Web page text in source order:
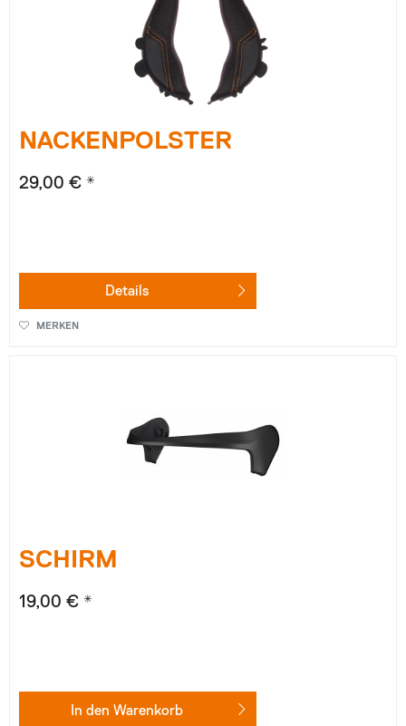
NACKENPOLSTER
29,00 € *
Details
MERKEN
SCHIRM
19,00 € *
In den Warenkorb